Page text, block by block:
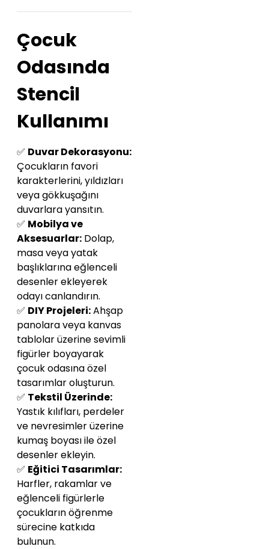
Çocuk
Odasında
Stencil
Kullanımı
✅ Duvar Dekorasyonu:
Çocukların favori
karakterlerini, yıldızları
veya gökkuşağını
duvarlara yansıtın.
✅ Mobilya ve
Aksesuarlar: Dolap,
masa veya yatak
başlıklarına eğlenceli
desenler ekleyerek
odayı canlandırın.
✅ DIY Projeleri:Ahşap
panolara veya kanvas
tablolar üzerine sevimli
figürler boyayarak
çocuk odasına özel
tasarımlar oluşturun.
✅ Tekstil Üzerinde:
Yastık kılıfları, perdeler
ve nevresimler üzerine
kumaş boyası ile özel
desenler ekleyin.
✅ Eğitici Tasarımlar:
Harfler, rakamlar ve
eğlenceli figürlerle
çocukların öğrenme
sürecine katkıda
bulunun.